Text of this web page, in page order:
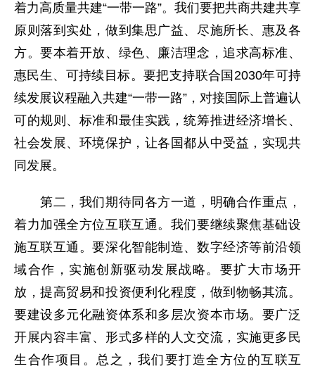
着力高质量共建“一带一路”。我们要把共商共建共享
原则落到实处，做到集思广益、尽施所长、惠及各
方。要本着开放、绿色、廉洁理念，追求高标准、
惠民生、可持续目标。要把支持联合国2030年可持
续发展议程融入共建“一带一路”，对接国际上普遍认
可的规则、标准和最佳实践，统筹推进经济增长、
社会发展、环境保护，让各国都从中受益，实现共
同发展。
第二，我们期待同各方一道，明确合作重点，
着力加强全方位互联互通。我们要继续聚焦基础设
施互联互通。要深化智能制造、数字经济等前沿领
域合作，实施创新驱动发展战略。要扩大市场开
放，提高贸易和投资便利化程度，做到物畅其流。
要建设多元化融资体系和多层次资本市场。要广泛
开展内容丰富、形式多样的人文交流，实施更多民
生合作项目。总之，我们要打造全方位的互联互